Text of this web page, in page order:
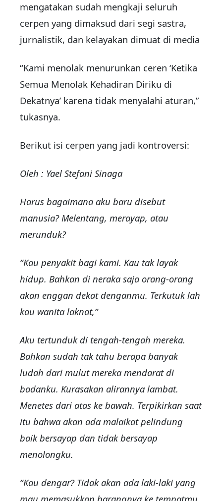
mengatakan sudah mengkaji seluruh
cerpen yang dimaksud dari segi sastra,
jurnalistik, dan kelayakan dimuat di media
“Kami menolak menurunkan ceren ‘Ketika
Semua Menolak Kehadiran Diriku di
Dekatnya’ karena tidak menyalahi aturan,”
tukasnya.
Berikut isi cerpen yang jadi kontroversi:
Oleh : Yael Stefani Sinaga
Harus bagaimana aku baru disebut
manusia? Melentang, merayap, atau
merunduk?
“Kau penyakit bagi kami. Kau tak layak
hidup. Bahkan di neraka saja orang-orang
akan enggan dekat denganmu. Terkutuk lah
kau wanita laknat,”
Aku tertunduk di tengah-tengah mereka.
Bahkan sudah tak tahu berapa banyak
ludah dari mulut mereka mendarat di
badanku. Kurasakan alirannya lambat.
Menetes dari atas ke bawah. Terpikirkan saat
itu bahwa akan ada malaikat pelindung
baik bersayap dan tidak bersayap
menolongku.
“Kau dengar? Tidak akan ada laki-laki yang